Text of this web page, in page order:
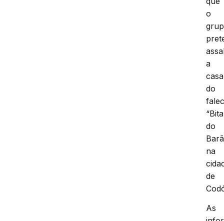
o
a
casa
do
“Bita
do
na
de
As